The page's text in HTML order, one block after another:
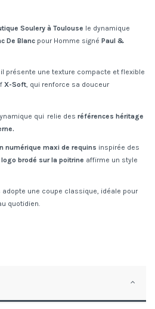
Soulery à Toulouse le dynamique
De Blanc pour Homme signé Paul &
il présente une texture compacte et flexible
X-Soft, qui renforce sa douceur
qui relie desréférences héritage
numérique maxi de requins inspirée des
logo brodé sur la poitrine affirme un style
adopte une coupe classique, idéale pour
quotidien.